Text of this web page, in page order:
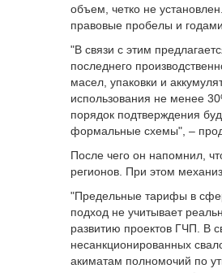
объем, четко не
правовые пробелы и
"В связи с этим
последнего
масел, упаковки и
использования не менее
порядок подтверждения
формальные схемы", –
После чего он напомнил,
регионов. При этом
"Предельные тарифы в
подход не учитывает
развитию проектов ГЧП. В
несанкционированных
акиматам полномочий по